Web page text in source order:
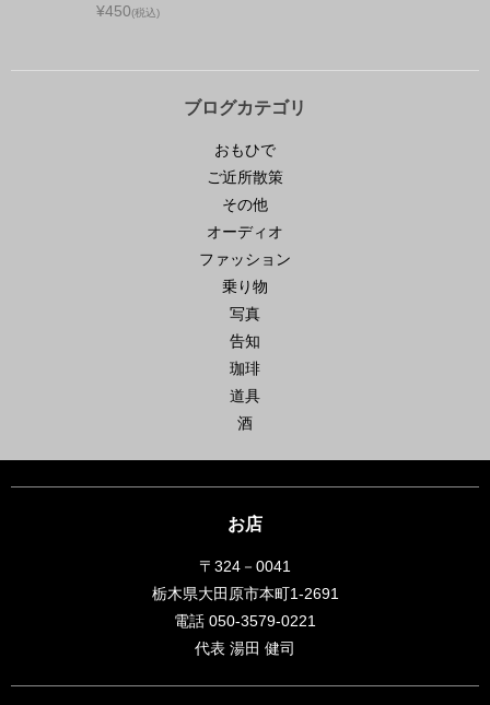
¥450(税込)
ブログカテゴリ
おもひで
ご近所散策
その他
オーディオ
ファッション
乗り物
写真
告知
珈琲
道具
酒
お店
〒324－0041
栃木県大田原市本町1-2691
電話 050-3579-0221
代表 湯田 健司